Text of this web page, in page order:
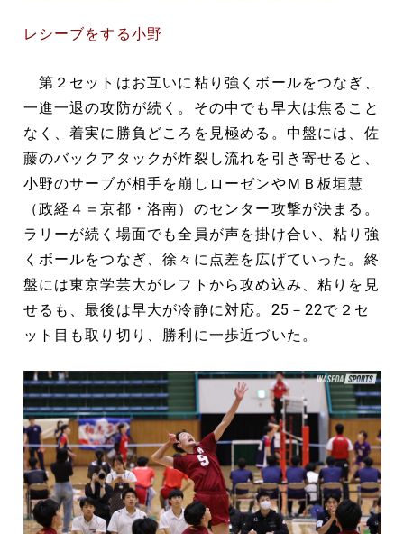
レシーブをする小野
第２セットはお互いに粘り強くボールをつなぎ、
一進一退の攻防が続く。その中でも早大は焦ること
なく、着実に勝負どころを見極める。中盤には、佐
藤のバックアタックが炸裂し流れを引き寄せると、
小野のサーブが相手を崩しローゼンやＭＢ板垣慧
（政経４＝京都・洛南）のセンター攻撃が決まる。
ラリーが続く場面でも全員が声を掛け合い、粘り強
くボールをつなぎ、徐々に点差を広げていった。終
盤には東京学芸大がレフトから攻め込み、粘りを見
せるも、最後は早大が冷静に対応。25－22で２セ
ット目も取り切り、勝利に一歩近づいた。